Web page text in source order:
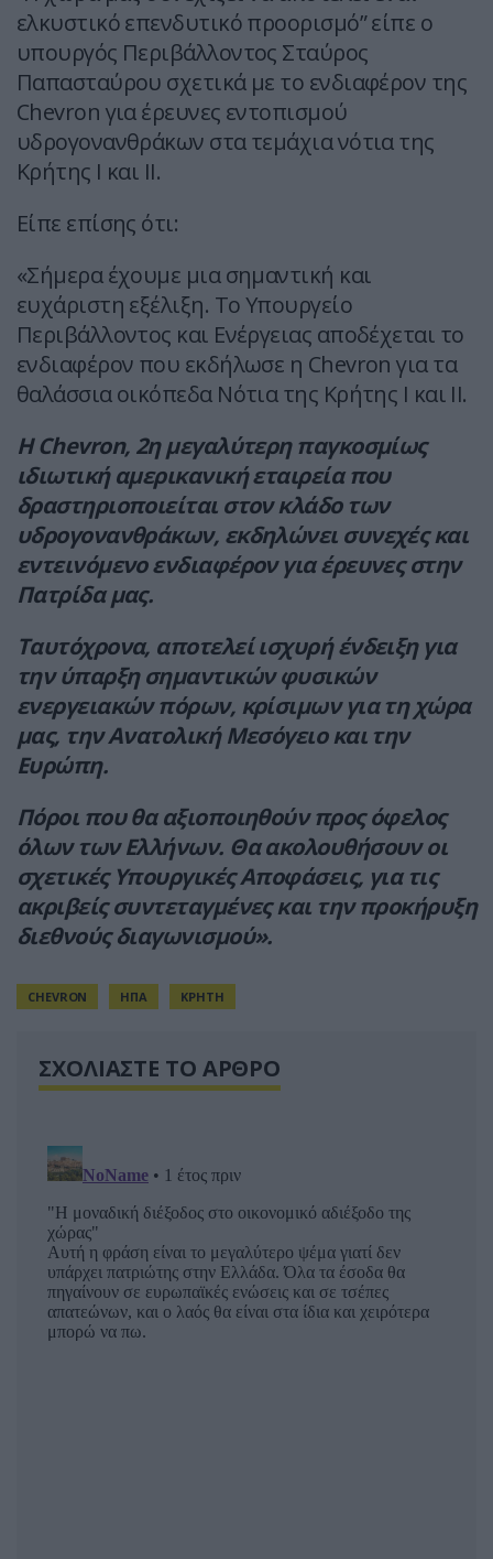
ελκυστικό επενδυτικό προορισμό” είπε ο
υπουργός Περιβάλλοντος Σταύρος
Παπασταύρου σχετικά με το ενδιαφέρον της
Chevron για έρευνες εντοπισμού
υδρογονανθράκων στα τεμάχια νότια της
Κρήτης I και II.
Είπε επίσης ότι:
«Σήμερα έχουμε μια σημαντική και
ευχάριστη εξέλιξη. Το Υπουργείο
Περιβάλλοντος και Ενέργειας αποδέχεται το
ενδιαφέρον που εκδήλωσε η Chevron για τα
θαλάσσια οικόπεδα Νότια της Κρήτης Ι και ΙΙ.
Η Chevron, 2η μεγαλύτερη παγκοσμίως
ιδιωτική αμερικανική εταιρεία που
δραστηριοποιείται στον κλάδο των
υδρογονανθράκων, εκδηλώνει συνεχές και
εντεινόμενο ενδιαφέρον για έρευνες στην
Πατρίδα μας.
Ταυτόχρονα, αποτελεί ισχυρή ένδειξη για
την ύπαρξη σημαντικών φυσικών
ενεργειακών πόρων, κρίσιμων για τη χώρα
μας, την Ανατολική Μεσόγειο και την
Ευρώπη.
Πόροι που θα αξιοποιηθούν προς όφελος
όλων των Ελλήνων. Θα ακολουθήσουν οι
σχετικές Υπουργικές Αποφάσεις, για τις
ακριβείς συντεταγμένες και την προκήρυξη
διεθνούς διαγωνισμού».
CHEVRON ΗΠΑ ΚΡΗΤΗ
ΣΧΟΛΙΑΣΤΕ ΤΟ ΑΡΘΡΟ